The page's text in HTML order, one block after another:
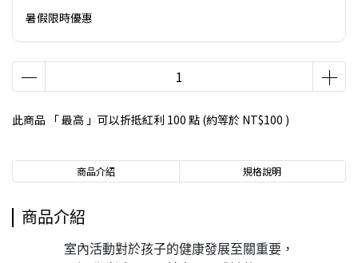
暑假限時優惠
此商品 「 最高 」可以折抵紅利 100 點 (約等於 NT$100 )
商品介紹 規格說明
商品介紹
室內活動對於孩子的健康發展至關重要，